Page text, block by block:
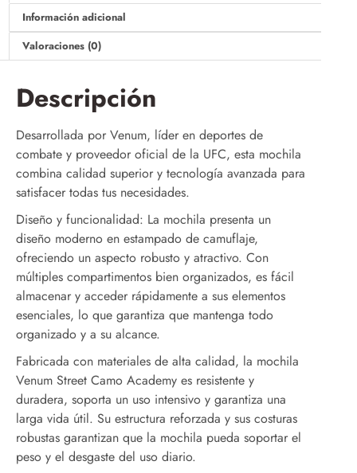
Información adicional
Valoraciones (0)
Descripción
Desarrollada por Venum, líder en deportes de
combate y proveedor oficial de la UFC, esta mochila
combina calidad superior y tecnología avanzada para
satisfacer todas tus necesidades.
Diseño y funcionalidad: La mochila presenta un
diseño moderno en estampado de camuflaje,
ofreciendo un aspecto robusto y atractivo. Con
múltiples compartimentos bien organizados, es fácil
almacenar y acceder rápidamente a sus elementos
esenciales, lo que garantiza que mantenga todo
organizado y a su alcance.
Fabricada con materiales de alta calidad, la mochila
Venum Street Camo Academy es resistente y
duradera, soporta un uso intensivo y garantiza una
larga vida útil. Su estructura reforzada y sus costuras
robustas garantizan que la mochila pueda soportar el
peso y el desgaste del uso diario.